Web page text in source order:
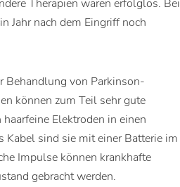
Therapien waren erfolglos. Bei
Jahr nach dem Eingriff noch
Behandlung von Parkinson-
können zum Teil sehr gute
Elektroden in einen
Kabel sind sie mit einer Batterie im
Impulse können krankhafte
gebracht werden.